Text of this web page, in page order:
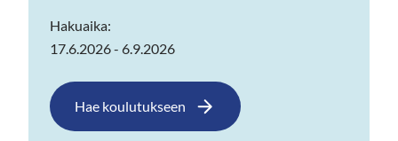
Hakuaika:
17.6.2026 - 6.9.2026
Hae koulutukseen